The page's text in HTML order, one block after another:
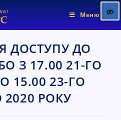
Меню
ДОСТУПУ ДО
З 17.00 21-ГО
15.00 23-ГО
РОКУ